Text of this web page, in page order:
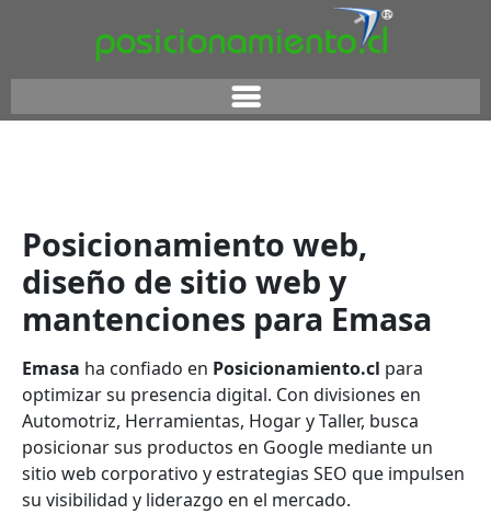
Posicionamiento web,
diseño de sitio web y
mantenciones para Emasa
Emasa ha confiado en Posicionamiento.cl para
optimizar su presencia digital. Con divisiones en
Automotriz, Herramientas, Hogar y Taller, busca
posicionar sus productos en Google mediante un
sitio web corporativo y estrategias SEO que impulsen
su visibilidad y liderazgo en el mercado.